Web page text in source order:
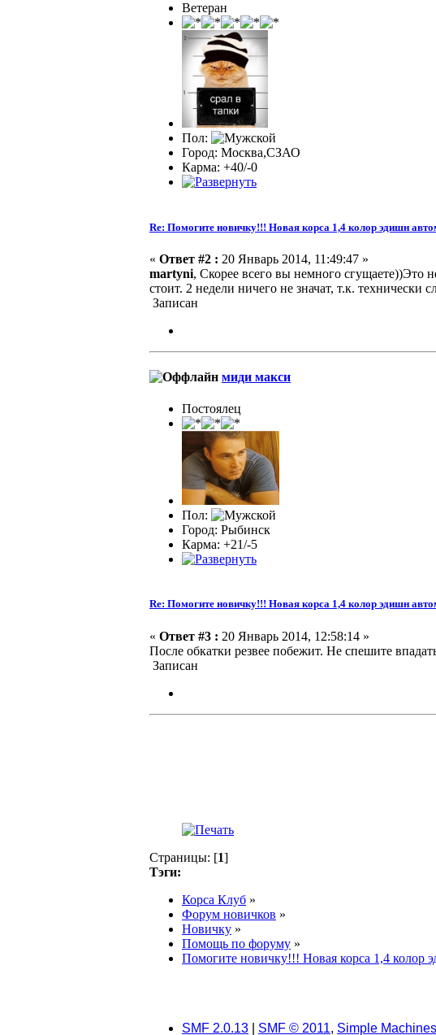
Ветеран
Пол:
Город: Москва,СЗАО
Карма: +40/-0
Re: Помогите новичку!!! Новая корса 1,4 колор эдишн
« Ответ #2 : 20 Январь 2014, 11:49:47 »
martyni, Скорее всего вы немного сгущаете))Это
стоит. 2 недели ничего не значат, т.к.
Записан
миди макси
Постоялец
Пол:
Город: Рыбинск
Карма: +21/-5
Re: Помогите новичку!!! Новая корса 1,4 колор эдишн
« Ответ #3 : 20 Январь 2014, 12:58:14 »
После обкатки резвее побежит. Не спешите
Записан
Страницы: [1]
Тэги:
Корса Клуб »
Форум новичков »
Новичку »
Помощь по форуму »
Помогите новичку!!! Новая корса 1,4 колор
SMF 2.0.13 SMF © 2011, Simple Machines